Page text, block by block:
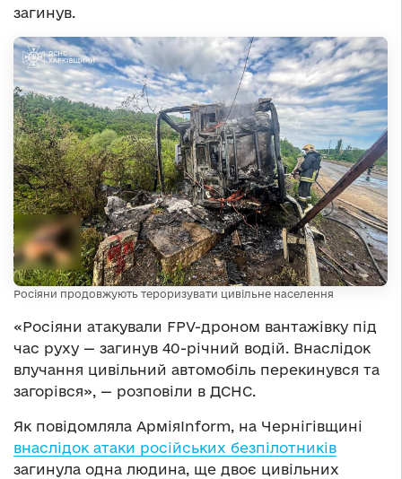
загинув.
Росіяни продовжують тероризувати цивільне населення
«Росіяни атакували FPV-дроном вантажівку під
час руху — загинув 40-річний водій. Внаслідок
влучання цивільний автомобіль перекинувся та
загорівся», — розповіли в ДСНС.
Як повідомляла АрміяInform, на Чернігівщині
внаслідок атаки російських безпілотників
загинула одна людина, ще двоє цивільних